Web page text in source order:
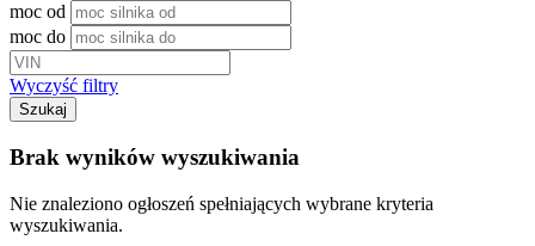
moc od
moc do
Wyczyść filtry
Szukaj
Brak wyników wyszukiwania
Nie znaleziono ogłoszeń spełniających wybrane kryteria
wyszukiwania.